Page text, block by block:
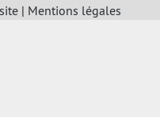
| Mentions légales